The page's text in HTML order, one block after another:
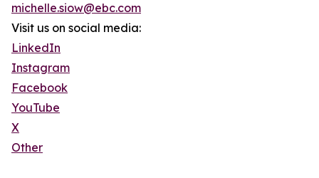
michelle.siow@ebc.com
Visit us on social media:
LinkedIn
Instagram
Facebook
YouTube
X
Other